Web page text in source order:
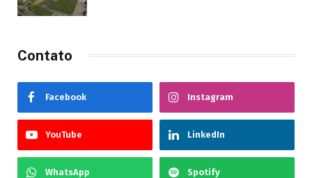
Contato
Facebook Instagram
YouTube LinkedIn
WhatsApp Spotify